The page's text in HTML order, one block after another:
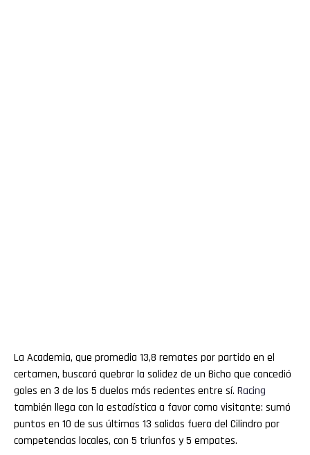
La Academia, que promedia 13,8 remates por partido en el
certamen, buscará quebrar la solidez de un Bicho que concedió
goles en 3 de los 5 duelos más recientes entre sí. Racing
también llega con la estadística a favor como visitante: sumó
puntos en 10 de sus últimas 13 salidas fuera del Cilindro por
competencias locales, con 5 triunfos y 5 empates.